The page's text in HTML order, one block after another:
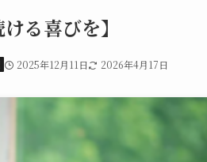
る喜びを】
2025年12月11日 2026年4月17日